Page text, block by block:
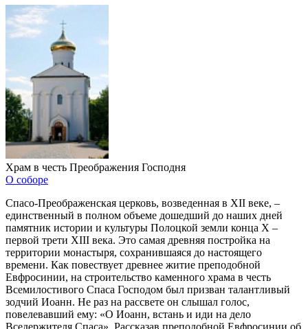
Храм в честь Преображения Господня
О соборе
Спасо-Преображенская церковь, возведенная в XII веке, –
единственный в полном объеме дошедший до наших дней
памятник истории и культуры Полоцкой земли конца X –
первой трети XIII века. Это самая древняя постройка на
территории монастыря, сохранившаяся до настоящего
времени. Как повествует древнее житие преподобной
Евфросинии, на строительство каменного храма в честь
Всемилостивого Спаса Господом был призван талантливый
зодчий Иоанн. Не раз на рассвете он слышал голос,
повелевавший ему: «О Иоанн, встань и иди на дело
Вседержителя Спаса». Рассказав преподобной Евфросинии об